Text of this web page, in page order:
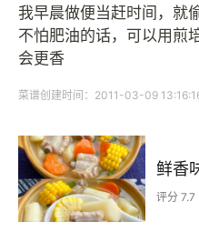
我早晨做便当赶时间，就
不怕肥油的话，可以用煎
会更香
菜谱创建时间：2011-03-09
评分 7.7